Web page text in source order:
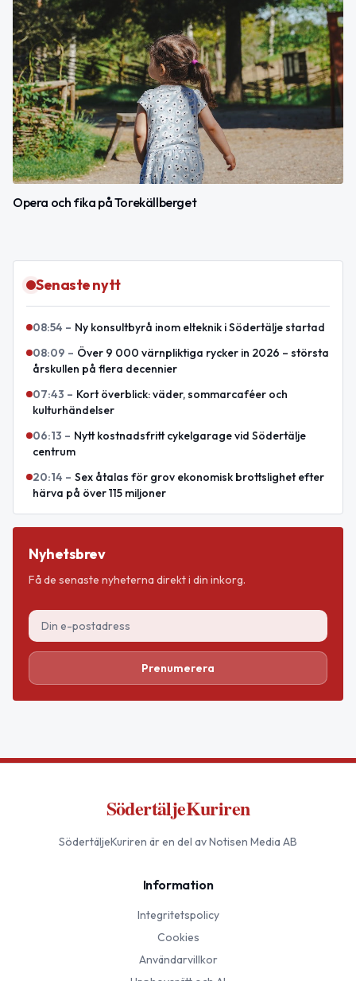
Opera och fika på Torekällberget
Senaste nytt
08:54 – Ny konsultbyrå inom elteknik i Södertälje startad
08:09 – Över 9 000 värnpliktiga rycker in 2026 – största
årskullen på flera decennier
07:43 – Kort överblick: väder, sommarcaféer och
kulturhändelser
06:13 – Nytt kostnadsfritt cykelgarage vid Södertälje
centrum
20:14 – Sex åtalas för grov ekonomisk brottslighet efter
härva på över 115 miljoner
Nyhetsbrev
Få de senaste nyheterna direkt i din inkorg.
Prenumerera
SödertäljeKuriren
SödertäljeKuriren är en del av Notisen Media AB
Information
Integritetspolicy
Cookies
Användarvillkor